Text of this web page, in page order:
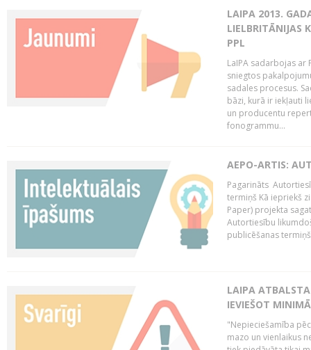
LAIPA 2013.
LIELBRITĀNIJAS
PPL
LaIPA sadarbojas
sniegtos
sadales procesus.
bāzi, kurā ir iekļauti
un producentu
fonogrammu...
AEPO-ARTIS:
Pagarināts
termiņš Kā iepriekš
Paper) projekta
Autortiesību
publicēšanas
LAIPA
IEVIEŠOT
"Nepieciešamība
mazo un vienlaikus